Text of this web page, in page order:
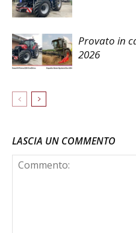
Provato in
2026
LASCIA UN COMMENTO